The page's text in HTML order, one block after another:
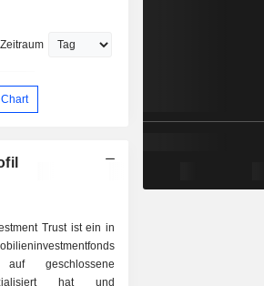
Zeitraum
Trust ist ein in
geschlossene
hat und